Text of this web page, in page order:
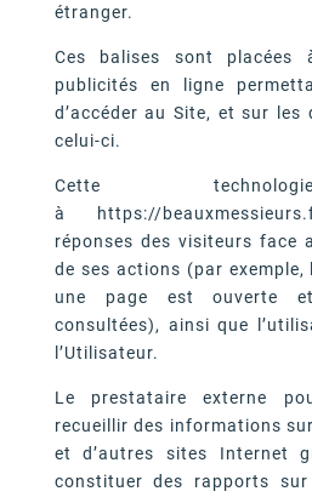
étranger.
Ces balises sont
publicités en ligne
d’accéder au Site, et sur les
celui-ci.
Cette
à https://
réponses des visiteurs face
de ses actions (par exemple,
une page est ouverte
consultées), ainsi que
l’Utilisateur.
Le prestataire externe
recueillir des informations
et d’autres sites Internet
constituer des rapports